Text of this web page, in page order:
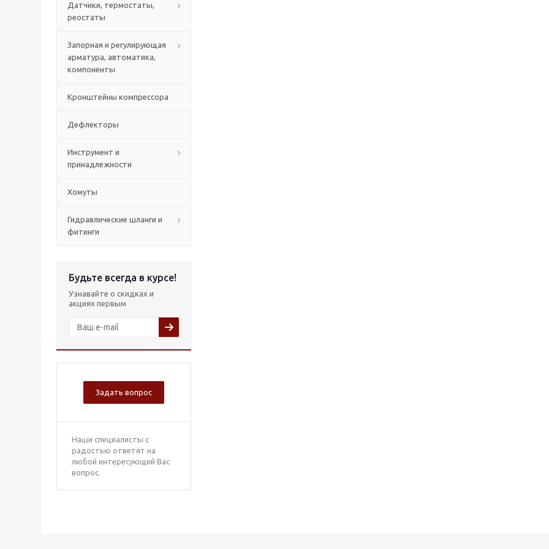
Датчики, термостаты,
реостаты
Запорная и регулирующая
арматура, автоматика,
компоненты
Кронштейны компрессора
Дефлекторы
Инструмент и
принадлежности
Хомуты
Гидравлические шланги и
фитинги
Будьте всегда в курсе!
Узнавайте о скидках и
акциях первым
Задать вопрос
Наши специалисты с
радостью ответят на
любой интересующий Вас
вопрос.